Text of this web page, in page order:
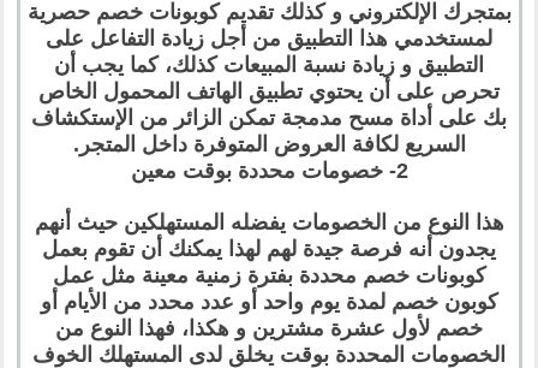
بمتجرك الإلكتروني و كذلك تقديم كوبونات خصم حصرية
لمستخدمي هذا التطبيق من أجل زيادة التفاعل على
التطبيق و زيادة نسبة المبيعات كذلك، كما يجب أن
تحرص على أن يحتوي تطبيق الهاتف المحمول الخاص
بك على أداة مسح مدمجة تمكن الزائر من الإستكشاف
السريع لكافة العروض المتوفرة داخل المتجر.
2- خصومات محددة بوقت معين
هذا النوع من الخصومات يفضله المستهلكين حيث أنهم
يجدون أنه فرصة جيدة لهم لهذا يمكنك أن تقوم بعمل
كوبونات خصم محددة بفترة زمنية معينة مثل عمل
كوبون خصم لمدة يوم واحد أو عدد محدد من الأيام أو
خصم لأول عشرة مشترين و هكذا، فهذا النوع من
الخصومات المحددة بوقت يخلق لدى المستهلك الخوف